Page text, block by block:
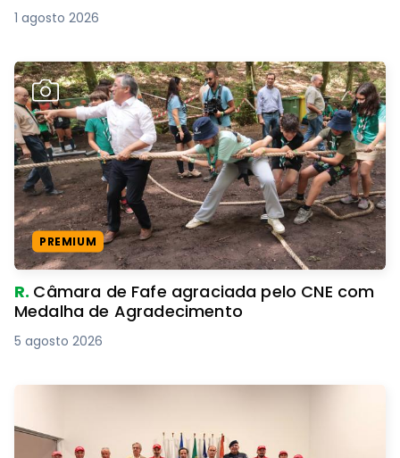
1 agosto 2026
PREMIUM
R. Câmara de Fafe agraciada pelo CNE com
Medalha de Agradecimento
5 agosto 2026